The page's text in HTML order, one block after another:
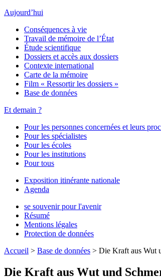
Aujourd’hui
Conséquences à vie
Travail de mémoire de l’État
Étude scientifique
Dossiers et accès aux dossiers
Contexte international
Carte de la mémoire
Film « Ressortir les dossiers »
Base de données
Et demain ?
Pour les personnes concernées et leurs
Pour les spécialistes
Pour les écoles
Pour les institutions
Pour tous
Exposition itinérante nationale
Agenda
se souvenir pour l'avenir
Résumé
Mentions légales
Protection de données
Accueil > Base de données > Die Kraft aus Wut
Die Kraft aus Wut und